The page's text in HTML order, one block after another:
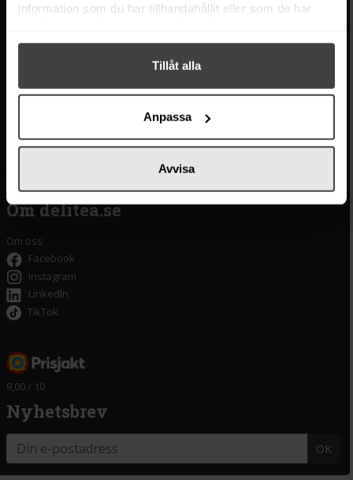
information som du har tillhandahållit eller som de har
Tillåt alla
Anpassa
Avvisa
Kundservice
Kontakta oss
Betalning
Cookieinställningar
Populära länkar
Monin
Lyxkonserver
Olivolja
Kaffe & Te
Pistagekräm
Press
Om delitea.se
Om oss
Facebook
Instagram
LinkedIn
TikTok
9,00 / 10
Nyhetsbrev
OK